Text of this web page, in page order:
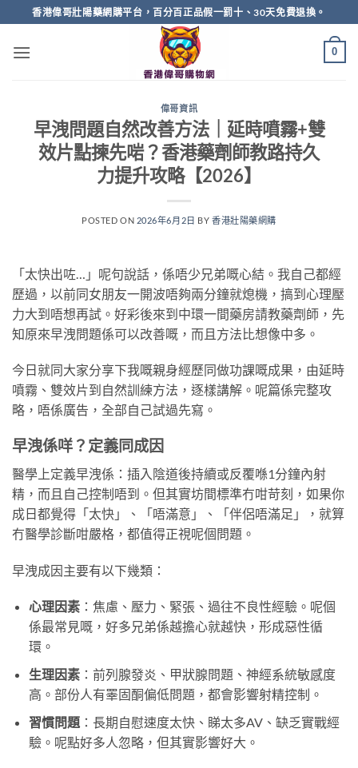
to
content
香港偉哥壯陽藥網購平台，百分百正品假一罰十、30天免費退換。
0
偉哥資訊
早洩問題自然改善方法｜延時噴霧+雙
效片點揀先啱？香港藥劑師教路持久
力提升攻略【2026】
POSTED ON 2026年6月2日 BY 香港壯陽藥網購
「太快出咗…」呢句說話，係唔少兄弟嘅心結。我自己都經
歷過，以前同女朋友一開波唔夠兩分鐘就熄機，搞到心理壓
力大到唔想再試。好彩後來到中環一間藥房請教藥劑師，先
知原來早洩問題係可以改善嘅，而且方法比想像中多。
今日就同大家分享下我嘅親身經歷同做功課嘅成果，由延時
噴霧、雙效片到自然訓練方法，逐樣講解。呢篇係完整攻
略，唔係廣告，全部自己試過先寫。
早洩係咩？定義同成因
醫學上定義早洩係：插入陰道後持續或反覆喺1分鐘內射
精，而且自己控制唔到。但其實坊間標準冇咁苛刻，如果你
成日都覺得「太快」、「唔滿意」、「伴侶唔滿足」，就算
冇醫學診斷咁嚴格，都值得正視呢個問題。
早洩成因主要有以下幾類：
心理因素：焦慮、壓力、緊張、過往不良性經驗。呢個
係最常見嘅，好多兄弟係越擔心就越快，形成惡性循
環。
生理因素：前列腺發炎、甲狀腺問題、神經系統敏感度
高。部份人有睪固酮偏低問題，都會影響射精控制。
習慣問題：長期自慰速度太快、睇太多AV、缺乏實戰經
驗。呢點好多人忽略，但其實影響好大。